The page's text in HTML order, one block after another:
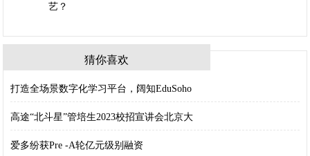
猜你喜欢
打造全场景数字化学习平台，阔知EduSoho
高途“北斗星”管培生2023校招宣讲会北京大
爱多纷获Pre -A轮亿元级别融资